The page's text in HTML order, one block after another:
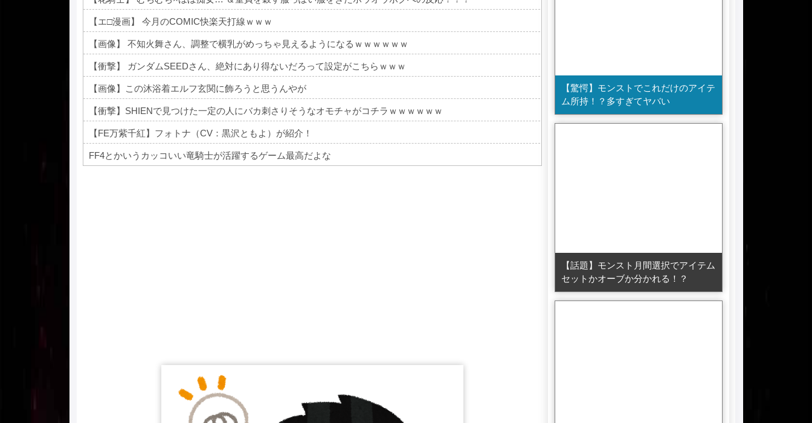
【エ□漫画】 今月のCOMIC快楽天打線ｗｗｗ
【画像】 不知火舞さん、調整で横乳がめっちゃ見えるようになるｗｗｗｗｗｗ
【衝撃】 ガンダムSEEDさん、絶対にあり得ないだろって設定がこちらｗｗｗ
【画像】この沐浴着エルフ玄関に飾ろうと思うんやが
【衝撃】SHIENで見つけた一定の人にバカ刺さりそうなオモチャがコチラｗｗｗｗｗｗ
【FE万紫千紅】フォトナ（CV：黒沢ともよ）が紹介！
FF4とかいうカッコいい竜騎士が活躍するゲーム最高だよな
【驚愕】モンストでこれだけのアイテ
ム所持！？多すぎてヤバい
【話題】モンスト月間選択でアイテム
セットかオーブか分かれる！？